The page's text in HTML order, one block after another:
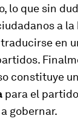
lo que sin
a la
traducirse en
constituye
para el
gobernar.